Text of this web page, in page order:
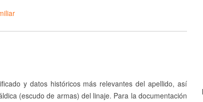
y datos históricos más relevantes del apellido, así
(escudo de armas) del linaje. Para la documentación